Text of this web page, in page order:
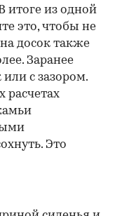
итоге из одной
это, чтобы не
досок также
Заранее
с зазором.
расчетах
Это